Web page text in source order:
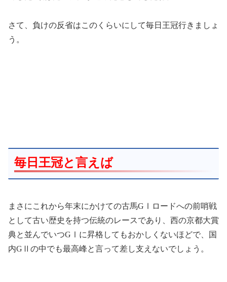
さて、負けの反省はこのくらいにして毎日王冠行きましょ
う。
毎日王冠と言えば
まさにこれから年末にかけての古馬GⅠロードへの前哨戦
として古い歴史を持つ伝統のレースであり、西の京都大賞
典と並んでいつGⅠに昇格してもおかしくないほどで、国
内GⅡの中でも最高峰と言って差し支えないでしょう。